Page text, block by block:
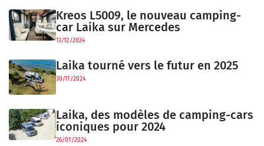
Kreos L5009, le nouveau camping-
car Laika sur Mercedes
13/12/2024
Laika tourné vers le futur en 2025
30/11/2024
Laika, des modèles de camping-cars
iconiques pour 2024
26/01/2024